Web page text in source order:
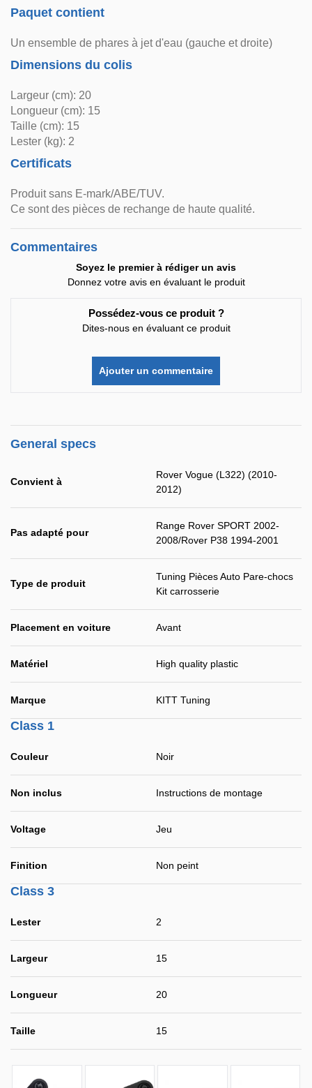
Paquet contient
Un ensemble de phares à jet d'eau (gauche et droite)
Dimensions du colis
Largeur (cm): 20
Longueur (cm): 15
Taille (cm): 15
Lester (kg): 2
Certificats
Produit sans E-mark/ABE/TUV.
Ce sont des pièces de rechange de haute qualité.
Commentaires
Soyez le premier à rédiger un avis
Donnez votre avis en évaluant le produit
Possédez-vous ce produit ?
Dites-nous en évaluant ce produit
Ajouter un commentaire
General specs
Convient à
Rover Vogue (L322) (2010-
2012)
Pas adapté pour
Range Rover SPORT 2002-
2008/Rover P38 1994-2001
Type de produit
Tuning Pièces Auto Pare-chocs
Kit carrosserie
Placement en voiture Avant
Matériel High quality plastic
Marque KITT Tuning
Class 1
Couleur Noir
Non inclus Instructions de montage
Voltage Jeu
Finition Non peint
Class 3
Lester 2
Largeur 15
Longueur 20
Taille 15